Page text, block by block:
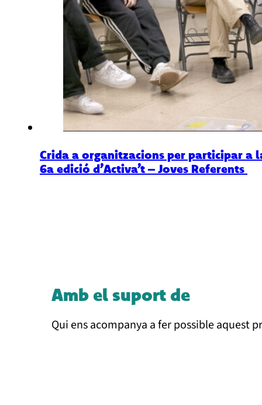
Crida a organitzacions per participar a
6a edició d’Activa’t – Joves Referents
Amb el suport de
Qui ens acompanya a fer possible aquest